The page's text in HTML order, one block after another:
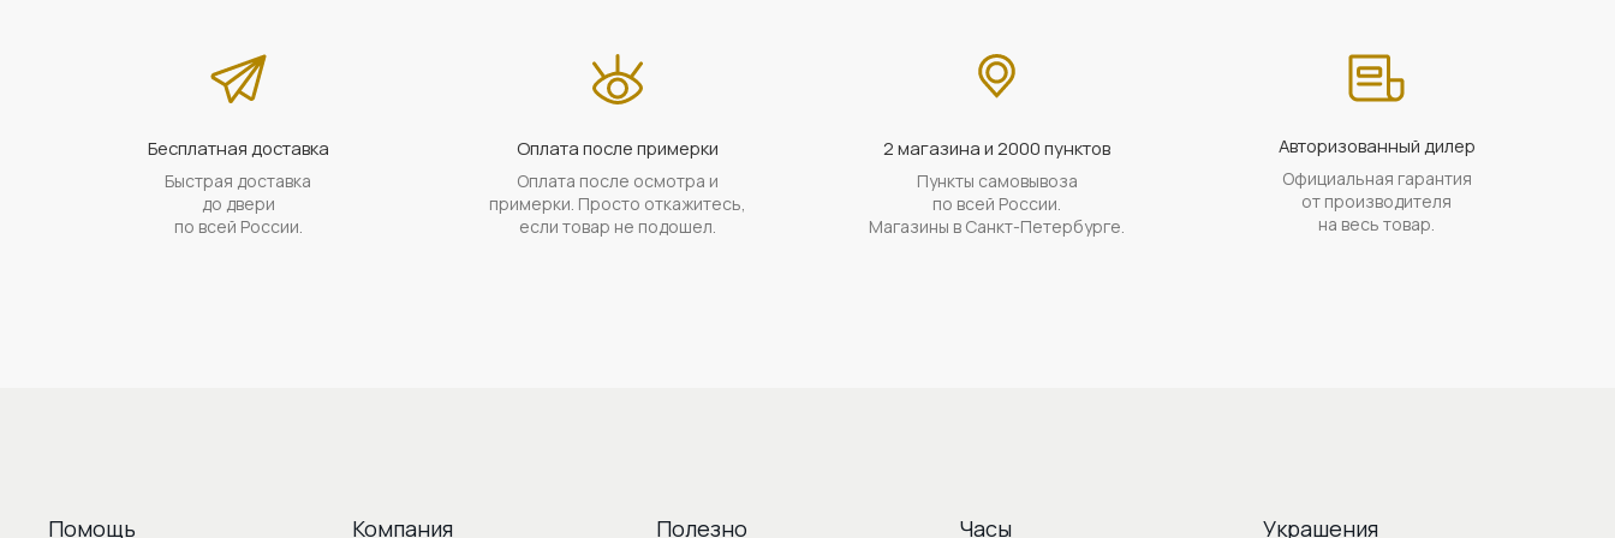
Бесплатная доставка
Быстрая доставка
до двери
по всей России.
Оплата после примерки
Оплата после осмотра и
примерки. Просто откажитесь,
если товар не подошел.
2 магазина и 2000 пунктов
Пункты самовывоза
по всей России.
Магазины в Санкт-Петербурге.
Авторизованный дилер
Официальная гарантия
от производителя
на весь товар.
Помощь Компания Полезно Часы Украшения